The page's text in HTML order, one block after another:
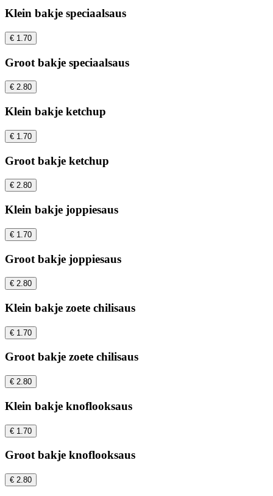
Klein bakje speciaalsaus
€ 1.70
Groot bakje speciaalsaus
€ 2.80
Klein bakje ketchup
€ 1.70
Groot bakje ketchup
€ 2.80
Klein bakje joppiesaus
€ 1.70
Groot bakje joppiesaus
€ 2.80
Klein bakje zoete chilisaus
€ 1.70
Groot bakje zoete chilisaus
€ 2.80
Klein bakje knoflooksaus
€ 1.70
Groot bakje knoflooksaus
€ 2.80